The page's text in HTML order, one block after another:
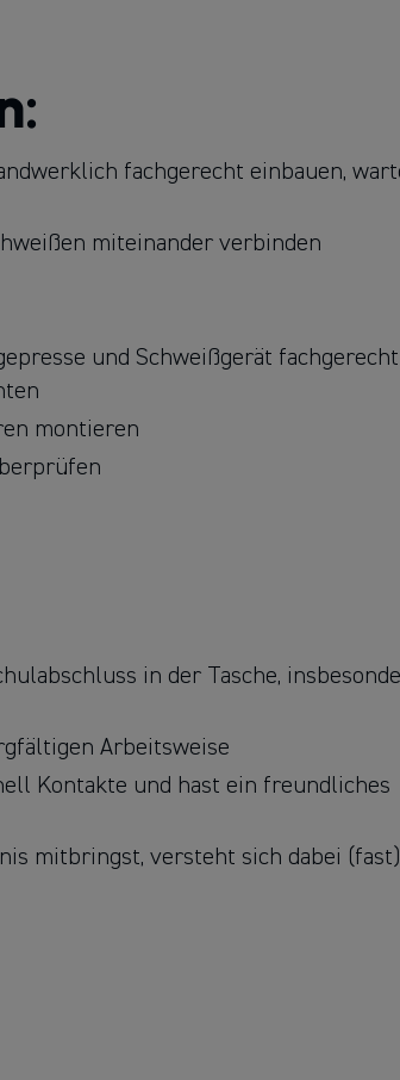
fachgerecht einbauen,
miteinander verbinden
und Schweißgerät fachgerecht
montieren
in der Tasche,
Arbeitsweise
Kontakte und hast ein freundliches
mitbringst, versteht sich dabei